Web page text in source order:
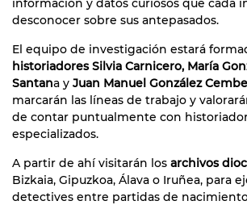
desconocer sobre sus antepasados.
El equipo de investigación estará
historiadores Silvia Carnicero, María
Santana y Juan Manuel González
marcarán las líneas de trabajo y
de contar puntualmente con
especializados.
A partir de ahí visitarán los archivos
Bizkaia, Gipuzkoa, Álava o Iruñea, para
detectives entre partidas de